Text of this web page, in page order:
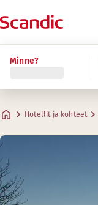
Minne?
Hotellit ja kohteet